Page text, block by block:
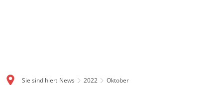
Sie sind hier: News 2022
Oktober